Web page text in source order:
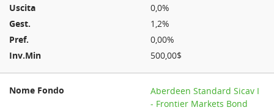
0,0%
1,2%
0,00%
500,00$
Aberdeen Standard Sicav I
- Frontier Markets Bond